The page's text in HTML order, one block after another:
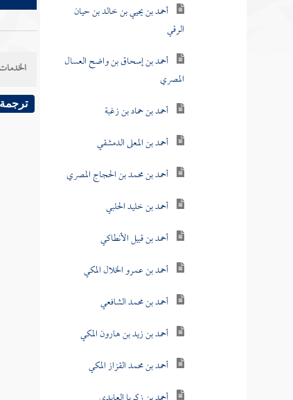
أحمد بن يحيي بن خالد بن حيان
الرقي
أحمد بن إسحاق بن واضح العسال
المصري
أحمد بن حماد بن زغبة
أحمد بن المعلى الدمشقي
أحمد بن محمد بن الحجاج المصري
أحمد بن خليد الحلبي
أحمد بن قبيل الأنطاكي
أحمد بن عمرو الخلال المكي
أحمد بن محمد الشافعي
أحمد بن زيد بن هارون المكي
أحمد بن محمد القزاز المكي